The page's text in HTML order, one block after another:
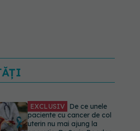
EXCLUSIV De ce unele
paciente cu cancer de col
uterin nu mai ajung la